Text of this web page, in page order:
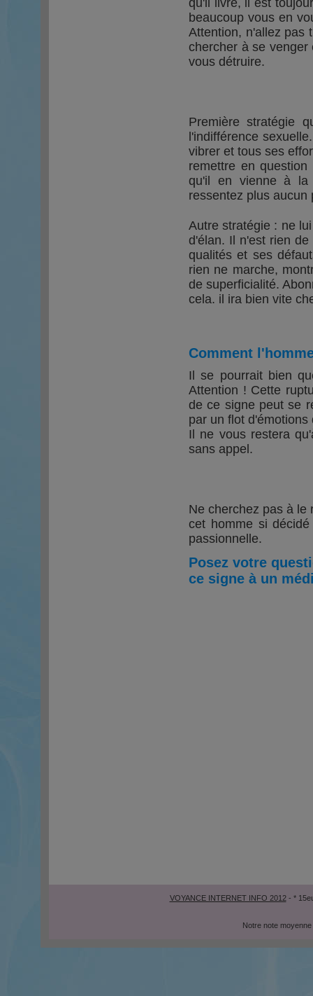
beaucoup vous en
Attention, n'allez pas
chercher à se
vous détruire.
Première stratégie
l'indifférence
vibrer et tous ses
remettre en
qu'il en vienne à la
ressentez plus aucun
Autre stratégie : ne
d'élan. Il n'est rien
qualités et ses
rien ne marche,
de superficialité.
cela. il ira bien vite
Comment
Il se pourrait bien
Attention ! Cette
de ce signe peut se
par un flot
Il ne vous restera
sans appel.
Ne cherchez pas à le
cet homme si
passionnelle.
Posez votre
ce signe à un
VOYANCE INTERNET INFO 2012- *
Notre note